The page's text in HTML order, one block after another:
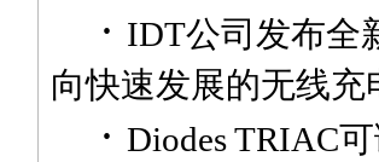
· IDT公司发布全
向快速发展的无线充
· Diodes TRIAC